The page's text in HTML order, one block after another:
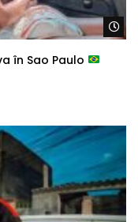
în Sao Paulo